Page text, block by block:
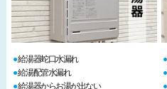
給湯器蛇口水漏れ
給湯配管水漏れ
給湯器からお湯が出ない